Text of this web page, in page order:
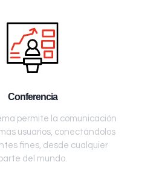
Conferencia
permite la comunicación
usuarios, conectándolos
fines, desde cualquier
del mundo.